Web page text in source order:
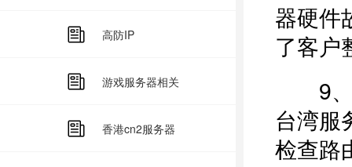
高防IP
游戏服务器相关
香港cn2服务器
器硬件
了客户
9、
台湾服
检查路